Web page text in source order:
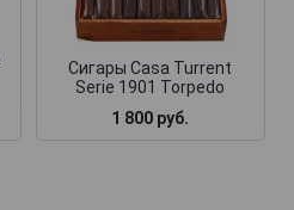
Сигары Casa Turrent
Serie 1901 Torpedo
1 800 руб.